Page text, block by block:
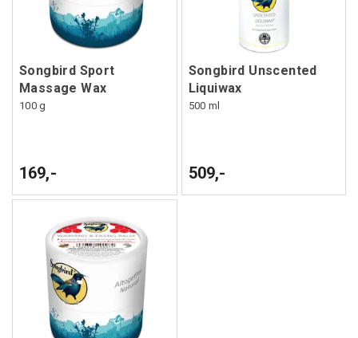
Songbird Sport
Massage Wax
100 g
169,-
Songbird Unscented
Liquiwax
500 ml
509,-